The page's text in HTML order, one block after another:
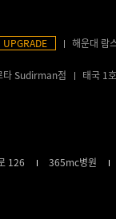
UPGRADE 해운대 람
타 Sudirman점 태국 1
126 365mc병원